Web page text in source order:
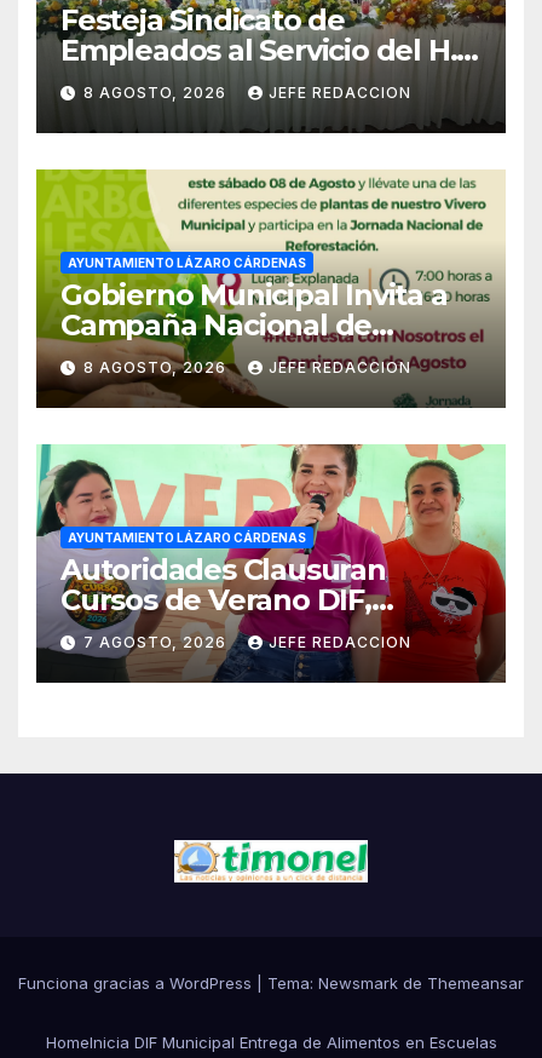
Festeja Sindicato de
Empleados al Servicio del H.
Ayuntamiento de LZC Día del
Empleado Municipal
8 AGOSTO, 2026 JEFE REDACCION
AYUNTAMIENTO LÁZARO CÁRDENAS
Gobierno Municipal Invita a
Campaña Nacional de
Reforestación
8 AGOSTO, 2026 JEFE REDACCION
AYUNTAMIENTO LÁZARO CÁRDENAS
Autoridades Clausuran
Cursos de Verano DIF,
Seguridad Pública y Casa de
Cultura 2026
7 AGOSTO, 2026 JEFE REDACCION
Funciona gracias a WordPress Tema: Newsmark de Themeansar
HomeInicia DIF Municipal Entrega de Alimentos en Escuelas